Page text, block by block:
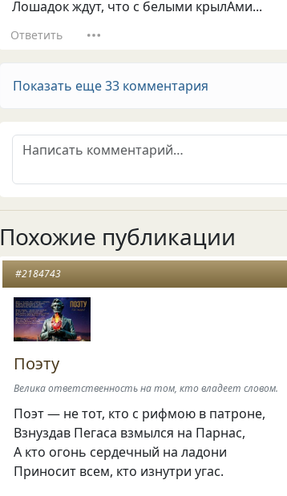
Лошадок ждут, что с белыми крылАми...
Ответить
Показать еще 33 комментария
Похожие публикации
#2184743
Поэту
Велика ответственность на том, кто владеет словом.
Поэт — не тот, кто с рифмою в патроне,
Взнуздав Пегаса взмылся на Парнас,
А кто огонь сердечный на ладони
Приносит всем, кто изнутри угас.